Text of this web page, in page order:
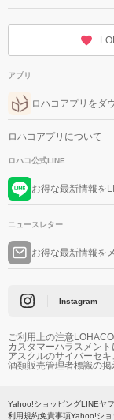
アプリ
ロハコアプリをダ
ロハコアプリについて
ロハコ公式LINE
お得な最新情報を
ニュースレター
お得な最新情報を
Instagram
ご利用上の注意
カスタマーハラスメン
アスクルのサイバーセキ
酒類販売管理者標識の掲
Yahoo!ショッピングLINEヤ
利用規約免責事項Yahoo!ショ